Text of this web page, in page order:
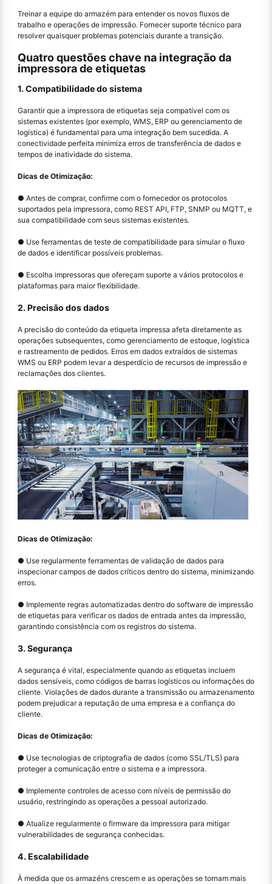
Treinar a equipe do armazém para entender os novos fluxos de
trabalho e operações de impressão. Fornecer suporte técnico para
resolver quaisquer problemas potenciais durante a transição.
Quatro questões chave na integração da
impressora de etiquetas
1. Compatibilidade do sistema
Garantir que a impressora de etiquetas seja compatível com os
sistemas existentes (por exemplo, WMS, ERP ou gerenciamento de
logística) é fundamental para uma integração bem sucedida. A
conectividade perfeita minimiza erros de transferência de dados e
tempos de inatividade do sistema.
Dicas de Otimização:
● Antes de comprar, confirme com o fornecedor os protocolos
suportados pela impressora, como REST API, FTP, SNMP ou MQTT, e
sua compatibilidade com seus sistemas existentes.
● Use ferramentas de teste de compatibilidade para simular o fluxo
de dados e identificar possíveis problemas.
● Escolha impressoras que ofereçam suporte a vários protocolos e
plataformas para maior flexibilidade.
2. Precisão dos dados
A precisão do conteúdo da etiqueta impressa afeta diretamente as
operações subsequentes, como gerenciamento de estoque, logística
e rastreamento de pedidos. Erros em dados extraídos de sistemas
WMS ou ERP podem levar a desperdício de recursos de impressão e
reclamações dos clientes.
Dicas de Otimização:
● Use regularmente ferramentas de validação de dados para
inspecionar campos de dados críticos dentro do sistema, minimizando
erros.
● Implemente regras automatizadas dentro do software de impressão
de etiquetas para verificar os dados de entrada antes da impressão,
garantindo consistência com os registros do sistema.
3. Segurança
A segurança é vital, especialmente quando as etiquetas incluem
dados sensíveis, como códigos de barras logísticos ou informações do
cliente. Violações de dados durante a transmissão ou armazenamento
podem prejudicar a reputação de uma empresa e a confiança do
cliente.
Dicas de Otimização:
● Use tecnologias de criptografia de dados (como SSL/TLS) para
proteger a comunicação entre o sistema e a impressora.
● Implemente controles de acesso com níveis de permissão do
usuário, restringindo as operações a pessoal autorizado.
● Atualize regularmente o firmware da impressora para mitigar
vulnerabilidades de segurança conhecidas.
4. Escalabilidade
À medida que os armazéns crescem e as operações se tornam mais